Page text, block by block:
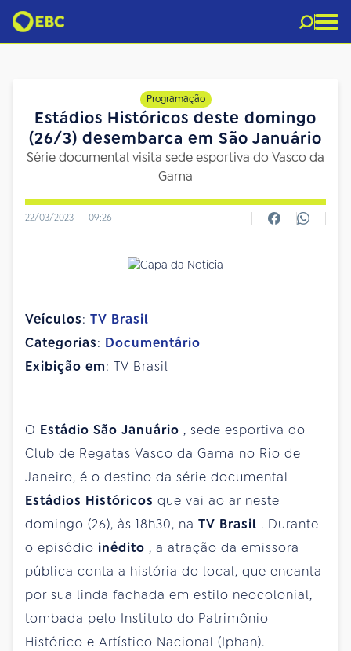
Programação
Estádios Históricos deste domingo
(26/3) desembarca em São Januário
Série documental visita sede esportiva do Vasco da
Gama
22/03/2023 | 09:26
Veículos: TV Brasil
Categorias: Documentário
Exibição em: TV Brasil
O Estádio São Januário , sede esportiva do
Club de Regatas Vasco da Gama no Rio de
Janeiro, é o destino da série documental
Estádios Históricos que vai ao ar neste
domingo (26), às 18h30, na TV Brasil . Durante
o episódio inédito , a atração da emissora
pública conta a história do local, que encanta
por sua linda fachada em estilo neocolonial,
tombada pelo Instituto do Patrimônio
Histórico e Artístico Nacional (Iphan).